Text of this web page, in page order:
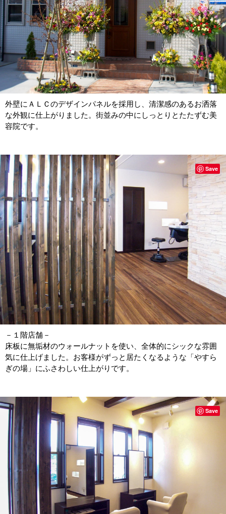
外壁にＡＬＣのデザインパネルを採用し、清潔感のあるお洒落
な外観に仕上がりました。街並みの中にしっとりとたたずむ美
容院です。
－１階店舗－
床板に無垢材のウォールナットを使い、全体的にシックな雰囲
気に仕上げました。お客様がずっと居たくなるような「やすら
ぎの場」にふさわしい仕上がりです。
Save
Save